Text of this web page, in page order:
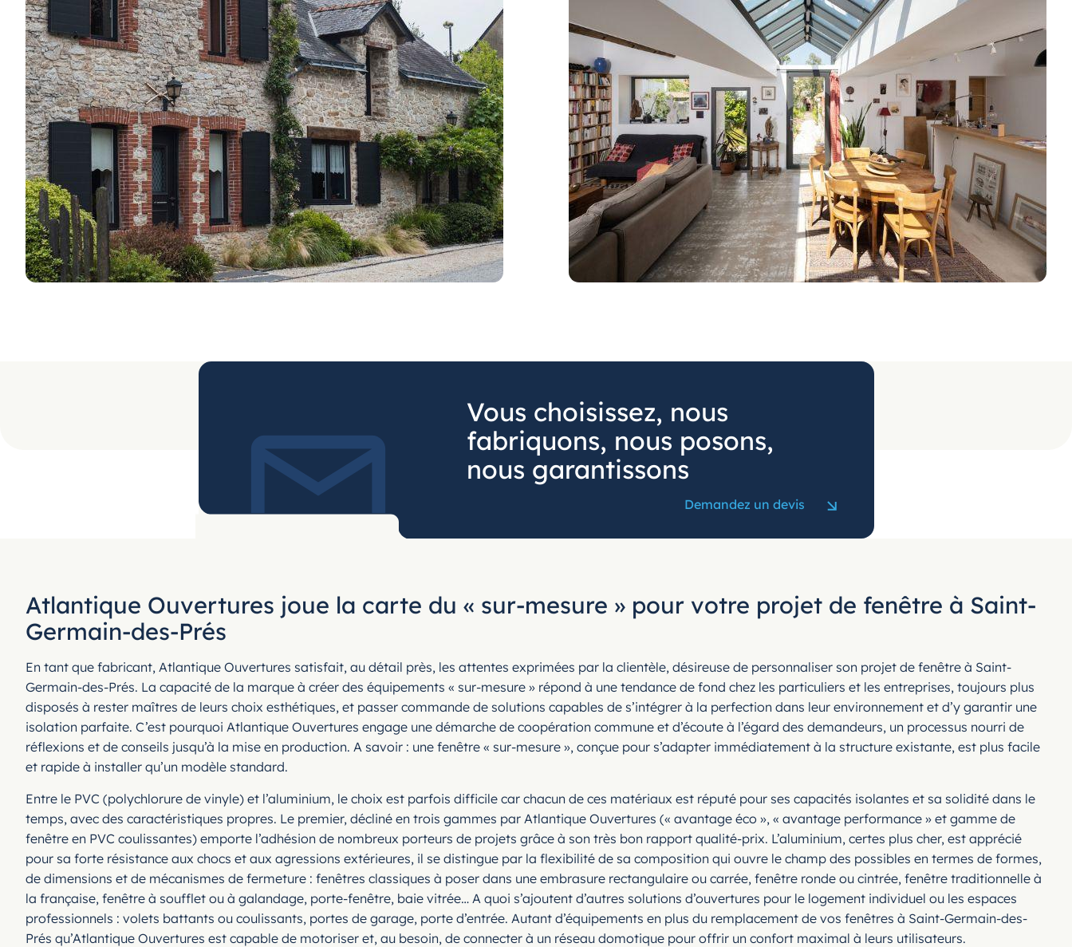
Demandez un devis
Vous choisissez, nous
fabriquons, nous posons,
nous garantissons
Atlantique Ouvertures joue la carte du « sur-mesure » pour votre projet de fenêtre à Saint-
Germain-des-Prés
En tant que fabricant, Atlantique Ouvertures satisfait, au détail près, les attentes exprimées par la clientèle, désireuse de personnaliser son projet de fenêtre à Saint-
Germain-des-Prés. La capacité de la marque à créer des équipements « sur-mesure » répond à une tendance de fond chez les particuliers et les entreprises, toujours plus
disposés à rester maîtres de leurs choix esthétiques, et passer commande de solutions capables de s’intégrer à la perfection dans leur environnement et d’y garantir une
isolation parfaite. C’est pourquoi Atlantique Ouvertures engage une démarche de coopération commune et d’écoute à l’égard des demandeurs, un processus nourri de
réflexions et de conseils jusqu’à la mise en production. A savoir : une fenêtre « sur-mesure », conçue pour s’adapter immédiatement à la structure existante, est plus facile
et rapide à installer qu’un modèle standard.
Entre le PVC (polychlorure de vinyle) et l’aluminium, le choix est parfois difficile car chacun de ces matériaux est réputé pour ses capacités isolantes et sa solidité dans le
temps, avec des caractéristiques propres. Le premier, décliné en trois gammes par Atlantique Ouvertures (« avantage éco », « avantage performance » et gamme de
fenêtre en PVC coulissantes) emporte l’adhésion de nombreux porteurs de projets grâce à son très bon rapport qualité-prix. L’aluminium, certes plus cher, est apprécié
pour sa forte résistance aux chocs et aux agressions extérieures, il se distingue par la flexibilité de sa composition qui ouvre le champ des possibles en termes de formes,
de dimensions et de mécanismes de fermeture : fenêtres classiques à poser dans une embrasure rectangulaire ou carrée, fenêtre ronde ou cintrée, fenêtre traditionnelle à
la française, fenêtre à soufflet ou à galandage, porte-fenêtre, baie vitrée… A quoi s’ajoutent d’autres solutions d’ouvertures pour le logement individuel ou les espaces
professionnels : volets battants ou coulissants, portes de garage, porte d’entrée. Autant d’équipements en plus du remplacement de vos fenêtres à Saint-Germain-des-
Prés qu’Atlantique Ouvertures est capable de motoriser et, au besoin, de connecter à un réseau domotique pour offrir un confort maximal à leurs utilisateurs.